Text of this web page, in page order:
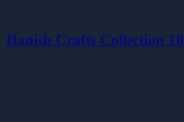
Danish Crafts Collection 18